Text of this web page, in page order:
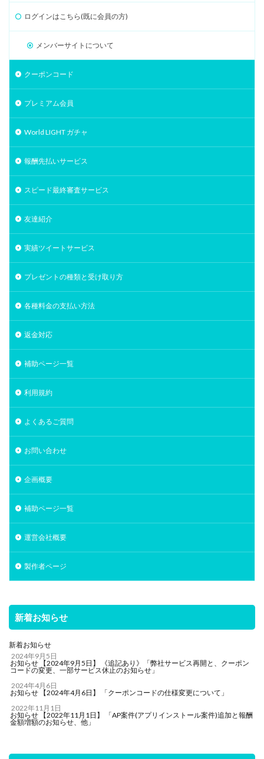
ログインはこちら(既に会員の方)
メンバーサイトについて
クーポンコード
プレミアム会員
World LIGHT ガチャ
報酬先払いサービス
スピード最終審査サービス
友達紹介
実績ツイートサービス
プレゼントの種類と受け取り方
各種料金の支払い方法
返金対応
補助ページ一覧
利用規約
よくあるご質問
お問い合わせ
企画概要
補助ページ一覧
運営会社概要
製作者ページ
新着お知らせ
新着お知らせ
2024年9月5日
お知らせ 【2024年9月5日】 《追記あり》「弊社サービス再開と、クーポン
コードの変更、一部サービス休止のお知らせ」
2024年4月6日
お知らせ 【2024年4月6日】 「クーポンコードの仕様変更について」
2022年11月1日
お知らせ 【2022年11月1日】 「AP案件(アプリインストール案件)追加と報酬
金額増額のお知らせ、他」